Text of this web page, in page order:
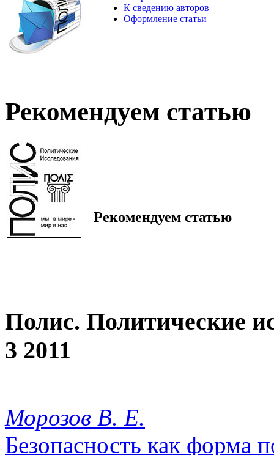
К сведению авторов
Оформление статьи
Рекомендуем статью
Рекомендуем статью
Полис. Политические
3 2011
Морозов В. Е.
Безопасность как форма